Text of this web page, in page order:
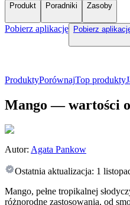
Produkt Poradniki Zasoby
Pobierz aplikację Pobierz
ProduktyPorównajTop produkty
Mango — wartości
Autor: Agata Pankow
Ostatnia aktualizacja: 1
Mango, pełne tropikalnej
różnorodne zastosowania, od